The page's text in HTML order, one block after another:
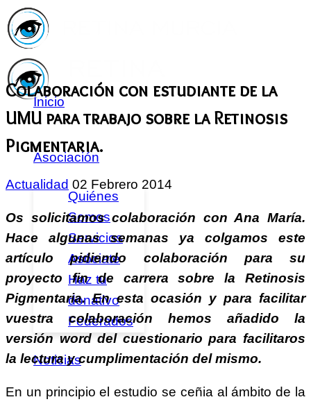
Inicio
Asociación
Quiénes
Somos
Servicios
Asóciate
Haz tu
donativo
Federados
Noticias
Colaboración con estudiante de la
UMU para trabajo sobre la Retinosis
Pigmentaria.
Actualidad 02 Febrero 2014
Os solicitamos colaboración con Ana María.
Hace algunas semanas ya colgamos este
artículo pidiendo colaboración para su
proyecto fin de carrera sobre la Retinosis
Pigmentaria. En esta ocasión y para facilitar
vuestra colaboración hemos añadido la
versión word del cuestionario para facilitaros
la lectura y cumplimentación del mismo.
En un principio el estudio se ceñia al ámbito de la